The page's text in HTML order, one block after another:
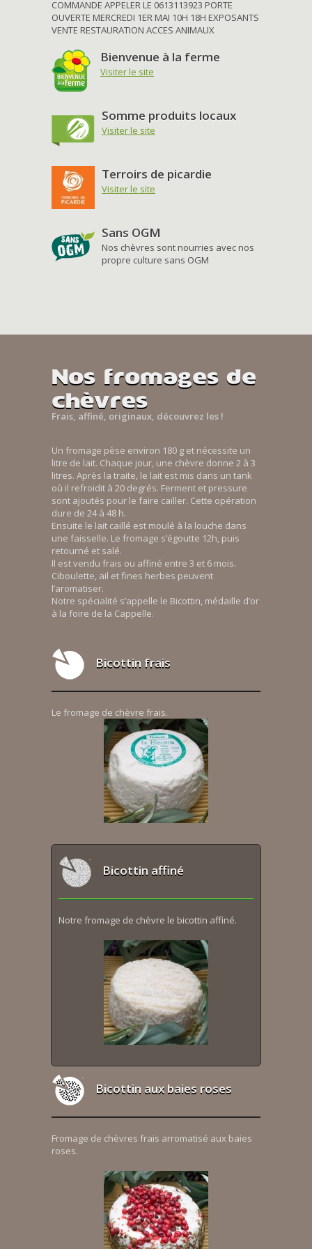
COMMANDE APPELER LE 0613113923 PORTE
OUVERTE MERCREDI 1ER MAI 10H 18H EXPOSANTS
VENTE RESTAURATION ACCES ANIMAUX
Bienvenue à la ferme
Visiter le site
Somme produits locaux
Visiter le site
Terroirs de picardie
Visiter le site
Sans OGM
Nos chèvres sont nourries avec nos
propre culture sans OGM
Nos fromages de
chèvres
Frais, affiné, originaux, découvrez les !
Un fromage pèse environ 180 g et nécessite un
litre de lait. Chaque jour, une chèvre donne 2 à 3
litres. Après la traite, le lait est mis dans un tank
où il refroidit à 20 degrés. Ferment et pressure
sont ajoutés pour le faire cailler. Cette opération
dure de 24 à 48 h.
Ensuite le lait caillé est moulé à la louche dans
une faisselle. Le fromage s’égoutte 12h, puis
retourné et salé.
Il est vendu frais ou affiné entre 3 et 6 mois.
Ciboulette, ail et fines herbes peuvent
l’aromatiser.
Notre spécialité s’appelle le Bicottin, médaille d’or
à la foire de la Cappelle.
Bicottin frais
Le fromage de chèvre frais.
Bicottin affiné
Notre fromage de chèvre le bicottin affiné.
Bicottin aux baies roses
Fromage de chèvres frais arromatisé aux baies
roses.